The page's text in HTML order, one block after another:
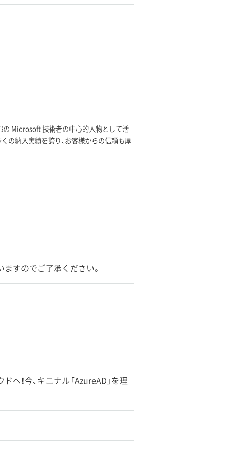
の Microsoft 技術者の中心的人物として活
の納入実績を誇り、お客様からの信頼も厚
すのでご了承ください。
へ！今、キニナル「AzureAD」を理